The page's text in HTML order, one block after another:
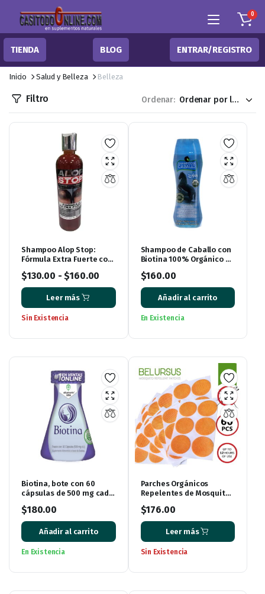
0
TIENDA BLOG ENTRAR/REGISTRO
Inicio Salud y Belleza Belleza
Filtro Ordenar:
Shampoo Alop Stop:
Fórmula Extra Fuerte con
y Ortiga – 500 ml
$130.00 - $160.00
Leer más
Sin Existencia
Shampoo de Caballo con
Biotina 100% Orgánico de
$160.00
Añadir al carrito
En Existencia
Biotina, bote con 60
cápsulas de 500 mg cada
$180.00
Añadir al carrito
En Existencia
Parches Orgánicos
Repelentes de Mosquitos
$176.00
Leer más
Sin Existencia